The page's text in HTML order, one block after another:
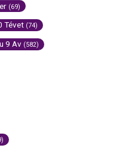
(69)
Tévet (74)
9 Av (582)